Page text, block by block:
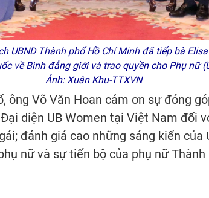
UBND Thành phố Hồ Chí Minh đã tiếp bà
về Bình đẳng giới và trao quyền cho Phụ nữ
Ảnh: Xuân Khu-TTXVN
ông Võ Văn Hoan cảm ơn sự đóng
diện UB Women tại Việt Nam đối
đánh giá cao những sáng kiến
nữ và sự tiến bộ của phụ nữ